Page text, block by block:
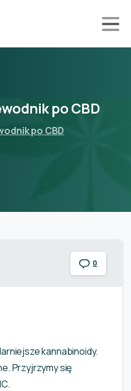
poCBD
po CBD
0
kannabinoidy.
Przyjrzymy się